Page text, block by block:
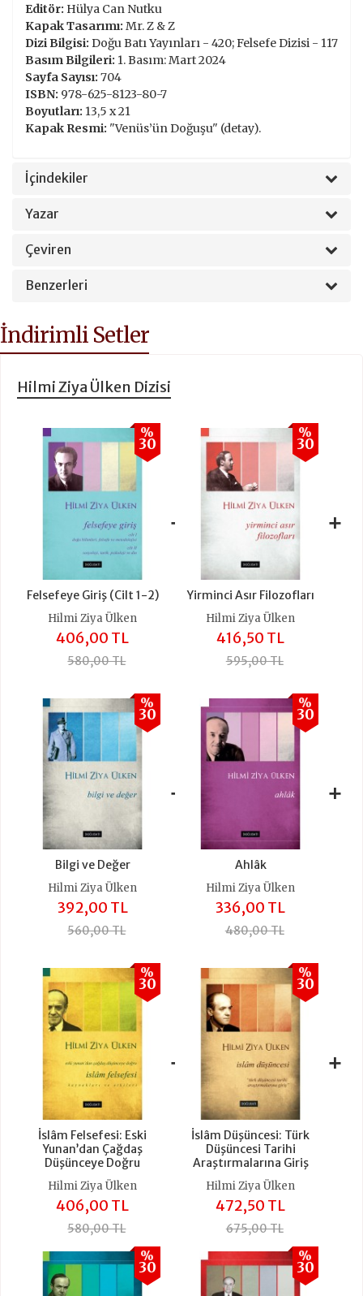
Editör: Hülya Can Nutku
Kapak Tasarımı: Mr. Z & Z
Dizi Bilgisi: Doğu Batı Yayınları - 420; Felsefe Dizisi - 117
Basım Bilgileri: 1. Basım: Mart 2024
Sayfa Sayısı: 704
ISBN: 978-625-8123-80-7
Boyutları: 13,5 x 21
Kapak Resmi: "Venüs’ün Doğuşu" (detay).
İçindekiler
Yazar
Çeviren
Benzerleri
İndirimli Setler
Hilmi Ziya Ülken Dizisi
Felsefeye Giriş (Cilt 1-2)
%
30
Hilmi Ziya Ülken
406,00 TL
580,00 TL
+
Yirminci Asır Filozofları
%
30
Hilmi Ziya Ülken
416,50 TL
595,00 TL
+
Bilgi ve Değer
%
30
Hilmi Ziya Ülken
392,00 TL
560,00 TL
+
Ahlâk
%
30
Hilmi Ziya Ülken
336,00 TL
480,00 TL
+
İslâm Felsefesi: Eski
Yunan’dan Çağdaş
Düşünceye Doğru
%
30
Hilmi Ziya Ülken
406,00 TL
580,00 TL
+
İslâm Düşüncesi: Türk
Düşüncesi Tarihi
Araştırmalarına Giriş
%
30
Hilmi Ziya Ülken
472,50 TL
675,00 TL
+
%
30
%
30